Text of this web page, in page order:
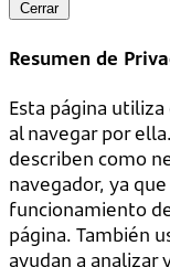
Cerrar
Resumen de
Esta página
al navegar por
describen como
navegador, ya
funcionamiento
página. También
ayudan a analizar